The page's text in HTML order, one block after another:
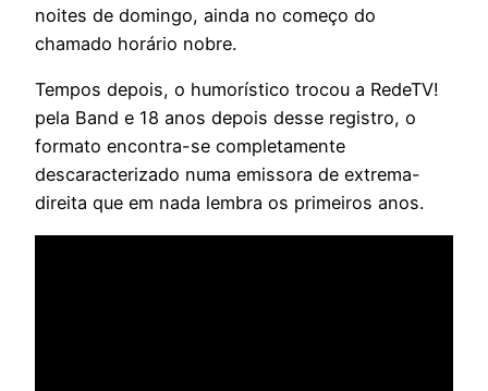
noites de domingo, ainda no começo do
chamado horário nobre.
Tempos depois, o humorístico trocou a RedeTV!
pela Band e 18 anos depois desse registro, o
formato encontra-se completamente
descaracterizado numa emissora de extrema-
direita que em nada lembra os primeiros anos.